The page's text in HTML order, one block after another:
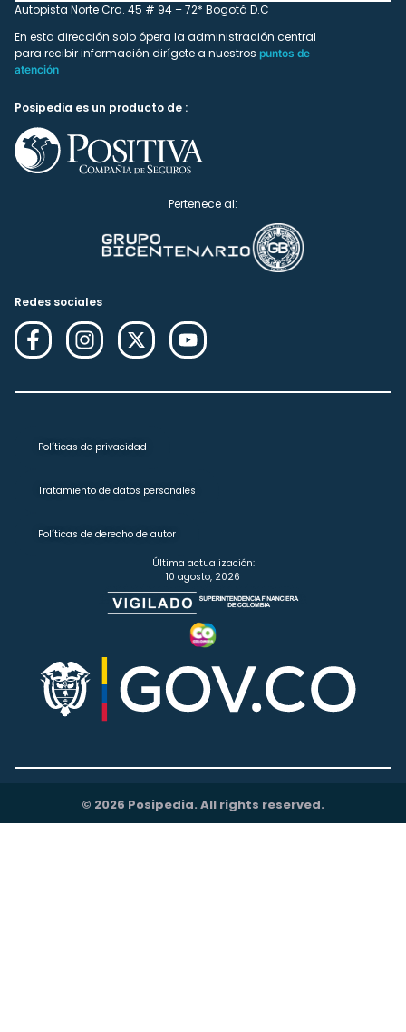
Autopista Norte Cra. 45 # 94 – 72* Bogotá D.C
En esta dirección solo ópera la administración central
para recibir información dirígete a nuestros puntos de
atención
Posipedia es un producto de :
Pertenece al:
Redes sociales
Políticas de privacidad
Tratamiento de datos personales
Políticas de derecho de autor
Última actualización:
10 agosto, 2026
© 2026 Posipedia. All rights reserved.